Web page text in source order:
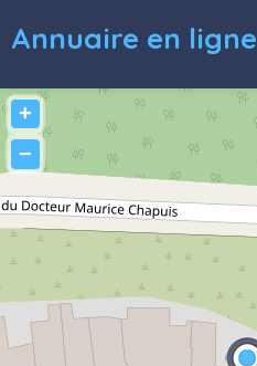
Annuaire en ligne
+
−